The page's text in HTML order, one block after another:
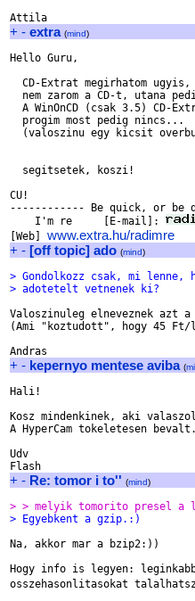
+ - extra (mind)
Hello Guru,
CD-Extrat megirhatom
nem zarom a CD-t, utana
A WinOnCD (csak 3.5) CD-
  progim most pedig nincs...
(valoszinu egy kicsit
  segitsetek, koszi!
CU!
------------ Be quick, or be
    I'm re     [E-mail]:
[Web] www.extra.hu/radimre
+ - [off topic] ado (mind)
> Gondolkozz csak, mi lenne,
> adotetelt vetnenek ki?
Valoszinuleg elneveznek azt
(Ami "koztudott", hogy 45
+ - kepernyo mentese aviba (
Hali!
Kosz mindenkinek, aki
A HyperCam tokeletesen bevalt.
Udv
+ - Re: tomor i to'' (mind)
> > melyik tomorito presel a
> Egyebkent a gzip.:)
Na, akkor mar a bzip2:))
Hogy info is legyen:
osszehasonlitasokat